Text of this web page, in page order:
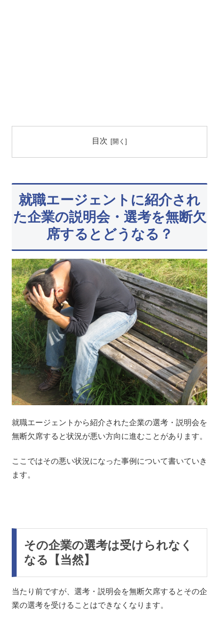
目次
就職エージェントに紹介され
た企業の説明会・選考を無断欠
席するとどうなる？
就職エージェントから紹介された企業の選考・説明会を
無断欠席すると状況が悪い方向に進むことがあります。
ここではその悪い状況になった事例について書いていき
ます。
その企業の選考は受けられなく
なる【当然】
当たり前ですが、選考・説明会を無断欠席するとその企
業の選考を受けることはできなくなります。